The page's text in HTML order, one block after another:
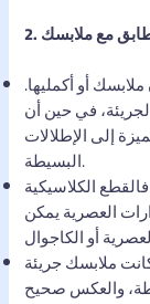
تطابق مع ملابسك
أو أكمليها.
في حين أن
إلى الإطلالات
البسيطة.
الكلاسيكية
العصرية يمكن
ملابسك جريئة